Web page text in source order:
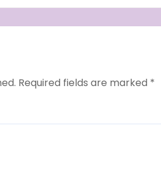
Required fields are marked *